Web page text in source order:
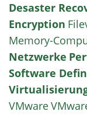
Desaster
Encryption
Memory-
Netzwerke
Software
VMware